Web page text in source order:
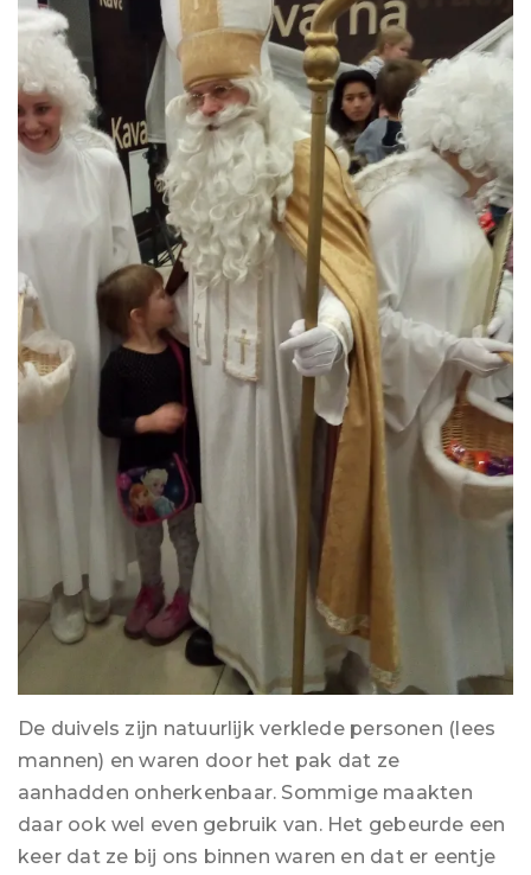
De duivels zijn natuurlijk verklede personen (lees
mannen) en waren door het pak dat ze
aanhadden onherkenbaar. Sommige maakten
daar ook wel even gebruik van. Het gebeurde een
keer dat ze bij ons binnen waren en dat er eentje